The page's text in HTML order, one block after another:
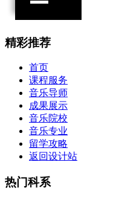
精彩推荐
首页
课程服务
音乐导师
成果展示
音乐院校
音乐专业
留学攻略
返回设计站
热门科系